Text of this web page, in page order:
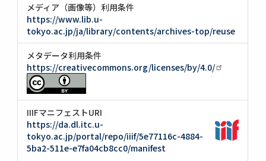
メディア（画像等）利用条件
https://www.lib.u-
tokyo.ac.jp/ja/library/contents/archives-top/reuse
メタデータ利用条件
https://creativecommons.org/licenses/by/4.0/
IIIFマニフェストURI
https://da.dl.itc.u-
tokyo.ac.jp/portal/repo/iiif/5e77116c-4884-
5ba2-511e-e7fa04cb8cc0/manifest